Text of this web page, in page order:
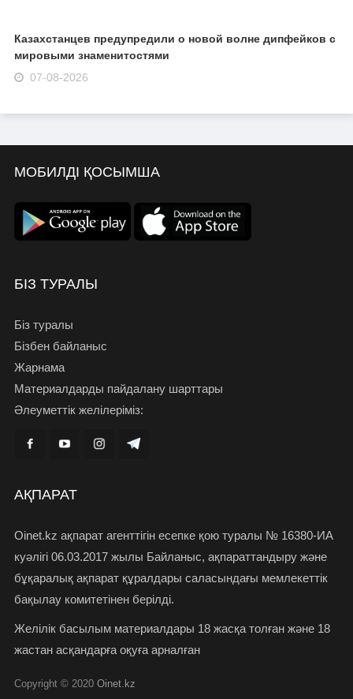
Казахстанцев предупредили о новой волне дипфейков с
мировыми знаменитостями
07-08-2026
МОБИЛДІ ҚОСЫМША
БІЗ ТУРАЛЫ
Біз туралы
Бізбен байланыс
Жарнама
Материалдарды пайдалану шарттары
Әлеуметтік желілеріміз:
АҚПАРАТ
Oinet.kz ақпарат агенттігін есепке қою туралы № 16380-ИА
куәлігі 06.03.2017 жылы Байланыс, ақпараттандыру және
бұқаралық ақпарат құралдары саласындағы мемлекеттік
бақылау комитетінен берілді.
Желілік басылым материалдары 18 жасқа толған және 18
жастан асқандарға оқуға арналған
Copyright © 2020 Oinet.kz